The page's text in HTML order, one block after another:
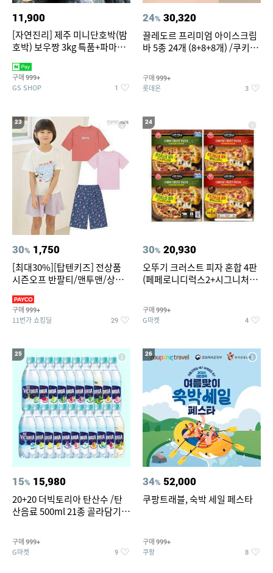
11,900
[자연진리] 제주 미니단호박(밤
호박) 보우짱 3kg 특품+파마산
구매 999+
GS SHOP 1
24% 30,320
끌레도르 프리미엄 아이스크림
바 5종 24개 (8+8+8개) /쿠키앤
구매 999+
롯데온 3
23
30% 1,750
[최대30%][탑텐키즈] 전상품
시즌오프 반팔티/맨투맨/상하
구매 999+
11번가 쇼킹딜 29
24
30% 20,930
오뚜기 크러스트 피자 혼합 4판
(페페로니디럭스2+시그니처익
구매 999+
G마켓 4
25
15% 15,980
20+20 더빅토리아 탄산수 /탄
산음료 500ml 21종 골라담기
구매 999+
G마켓 9
26
34% 52,000
쿠팡트래블, 숙박 세일 페스타
구매 999+
쿠팡 8